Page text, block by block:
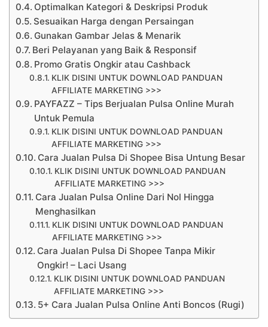
Optimalkan Kategori & Deskripsi Produk
Sesuaikan Harga dengan Persaingan
Gunakan Gambar Jelas & Menarik
Beri Pelayanan yang Baik & Responsif
Promo Gratis Ongkir atau Cashback
KLIK DISINI UNTUK DOWNLOAD PANDUAN
AFFILIATE MARKETING >>>
PAYFAZZ – Tips Berjualan Pulsa Online Murah
Untuk Pemula
KLIK DISINI UNTUK DOWNLOAD PANDUAN
AFFILIATE MARKETING >>>
Cara Jualan Pulsa Di Shopee Bisa Untung Besar
KLIK DISINI UNTUK DOWNLOAD PANDUAN
AFFILIATE MARKETING >>>
Cara Jualan Pulsa Online Dari Nol Hingga
Menghasilkan
KLIK DISINI UNTUK DOWNLOAD PANDUAN
AFFILIATE MARKETING >>>
Cara Jualan Pulsa Di Shopee Tanpa Mikir
Ongkir! – Laci Usang
KLIK DISINI UNTUK DOWNLOAD PANDUAN
AFFILIATE MARKETING >>>
5+ Cara Jualan Pulsa Online Anti Boncos (Rugi)